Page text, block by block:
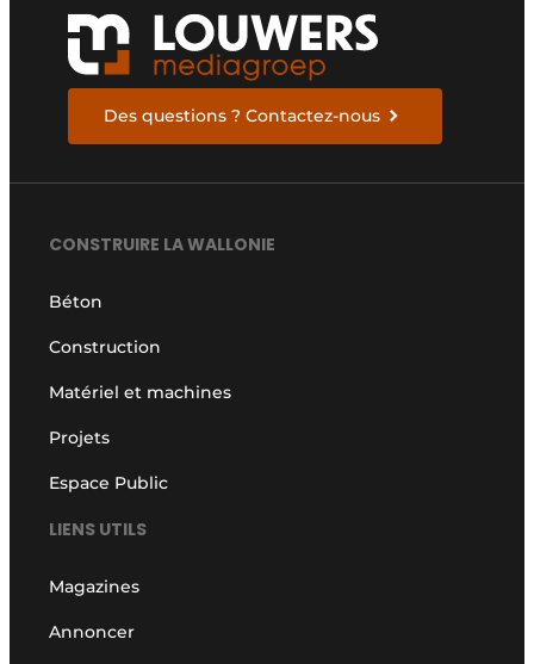
Des questions ? Contactez-nous
CONSTRUIRE LA WALLONIE
Béton
Construction
Matériel et machines
Projets
Espace Public
LIENS UTILS
Magazines
Annoncer